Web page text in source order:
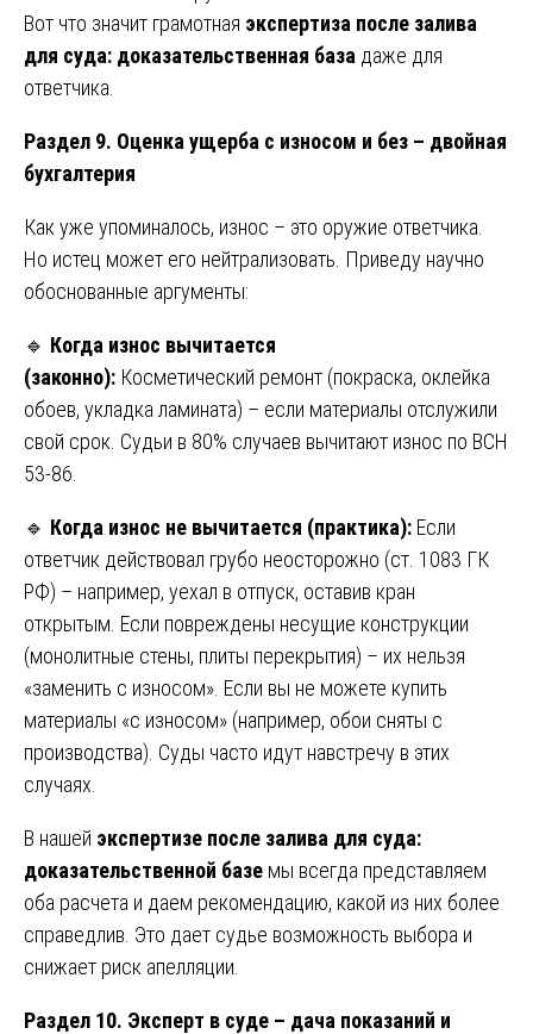
Вот что значит грамотная экспертиза после залива
для суда: доказательственная база даже для
ответчика.
Раздел 9. Оценка ущерба с износом и без – двойная
бухгалтерия
Как уже упоминалось, износ – это оружие ответчика.
Но истец может его нейтрализовать. Приведу научно
обоснованные аргументы:
🔹 Когда износ вычитается
(законно): Косметический ремонт (покраска, оклейка
обоев, укладка ламината) – если материалы отслужили
свой срок. Судьи в 80% случаев вычитают износ по ВСН
53-86.
🔹 Когда износ не вычитается (практика): Если
ответчик действовал грубо неосторожно (ст. 1083 ГК
РФ) – например, уехал в отпуск, оставив кран
открытым. Если повреждены несущие конструкции
(монолитные стены, плиты перекрытия) – их нельзя
«заменить с износом». Если вы не можете купить
материалы «с износом» (например, обои сняты с
производства). Суды часто идут навстречу в этих
случаях.
В нашей экспертизе после залива для суда:
доказательственной базе мы всегда представляем
оба расчета и даем рекомендацию, какой из них более
справедлив. Это дает судье возможность выбора и
снижает риск апелляции.
Раздел 10. Эксперт в суде – дача показаний и